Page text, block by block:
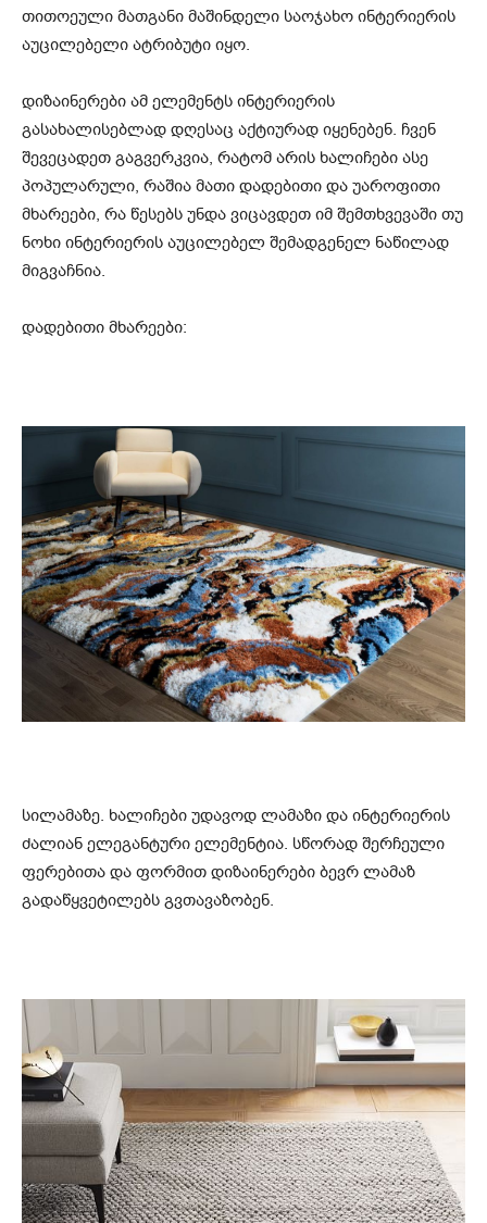
თითოეული მათგანი მაშინდელი საოჯახო ინტერიერის
აუცილებელი ატრიბუტი იყო.
დიზაინერები ამ ელემენტს ინტერიერის
გასახალისებლად დღესაც აქტიურად იყენებენ. ჩვენ
შევეცადეთ გაგვერკვია, რატომ არის ხალიჩები ასე
პოპულარული, რაშია მათი დადებითი და უაროფითი
მხარეები, რა წესებს უნდა ვიცავდეთ იმ შემთხვევაში თუ
ნოხი ინტერიერის აუცილებელ შემადგენელ ნაწილად
მიგვაჩნია.
დადებითი მხარეები:
სილამაზე. ხალიჩები უდავოდ ლამაზი და ინტერიერის
ძალიან ელეგანტური ელემენტია. სწორად შერჩეული
ფერებითა და ფორმით დიზაინერები ბევრ ლამაზ
გადაწყვეტილებს გვთავაზობენ.